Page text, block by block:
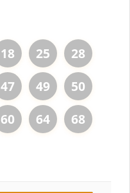
18 25
28
47 49
50
60 64
68